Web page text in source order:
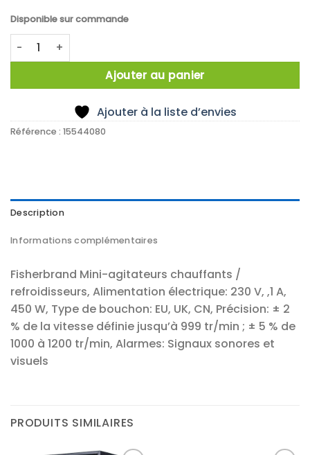
Disponible sur commande
quantité de Heating/Cooling mini Shaker 100 - 240V, EU &
Ajouter au panier
Ajouter à la liste d’envies
Référence : 15544080
Description
Informations complémentaires
Fisherbrand Mini-agitateurs chauffants /
refroidisseurs, Alimentation électrique: 230 V, ,1 A,
450 W, Type de bouchon: EU, UK, CN, Précision: ± 2
% de la vitesse définie jusqu’à 999 tr/min ; ± 5 % de
1000 à 1200 tr/min, Alarmes: Signaux sonores et
visuels
PRODUITS SIMILAIRES